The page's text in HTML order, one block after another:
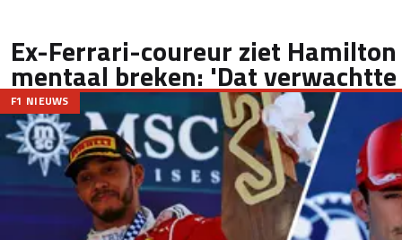
Ex-Ferrari-coureur ziet Hamilton
mentaal breken: 'Dat
F1 NIEUWS